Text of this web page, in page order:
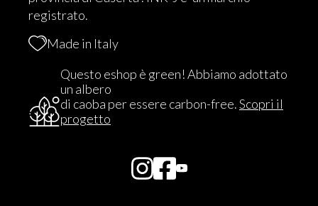
registrato.
Made in Italy
Questo eshop è green! Abbiamo adottato
un albero
di caoba per essere carbon-free.Scopri il
progetto